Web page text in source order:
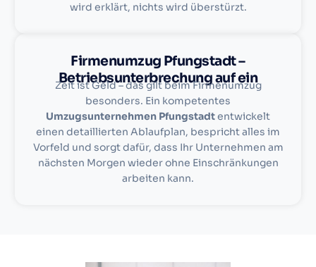
wird erklärt, nichts wird überstürzt.
Firmenumzug Pfungstadt –
Betriebsunterbrechung auf ein
Zeit ist Geld – das gilt beim Firmenumzug
besonders. Ein kompetentes
Umzugsunternehmen Pfungstadtentwickelt
einen detaillierten Ablaufplan, bespricht alles im
Vorfeld und sorgt dafür, dass Ihr Unternehmen am
nächsten Morgen wieder ohne Einschränkungen
arbeiten kann.